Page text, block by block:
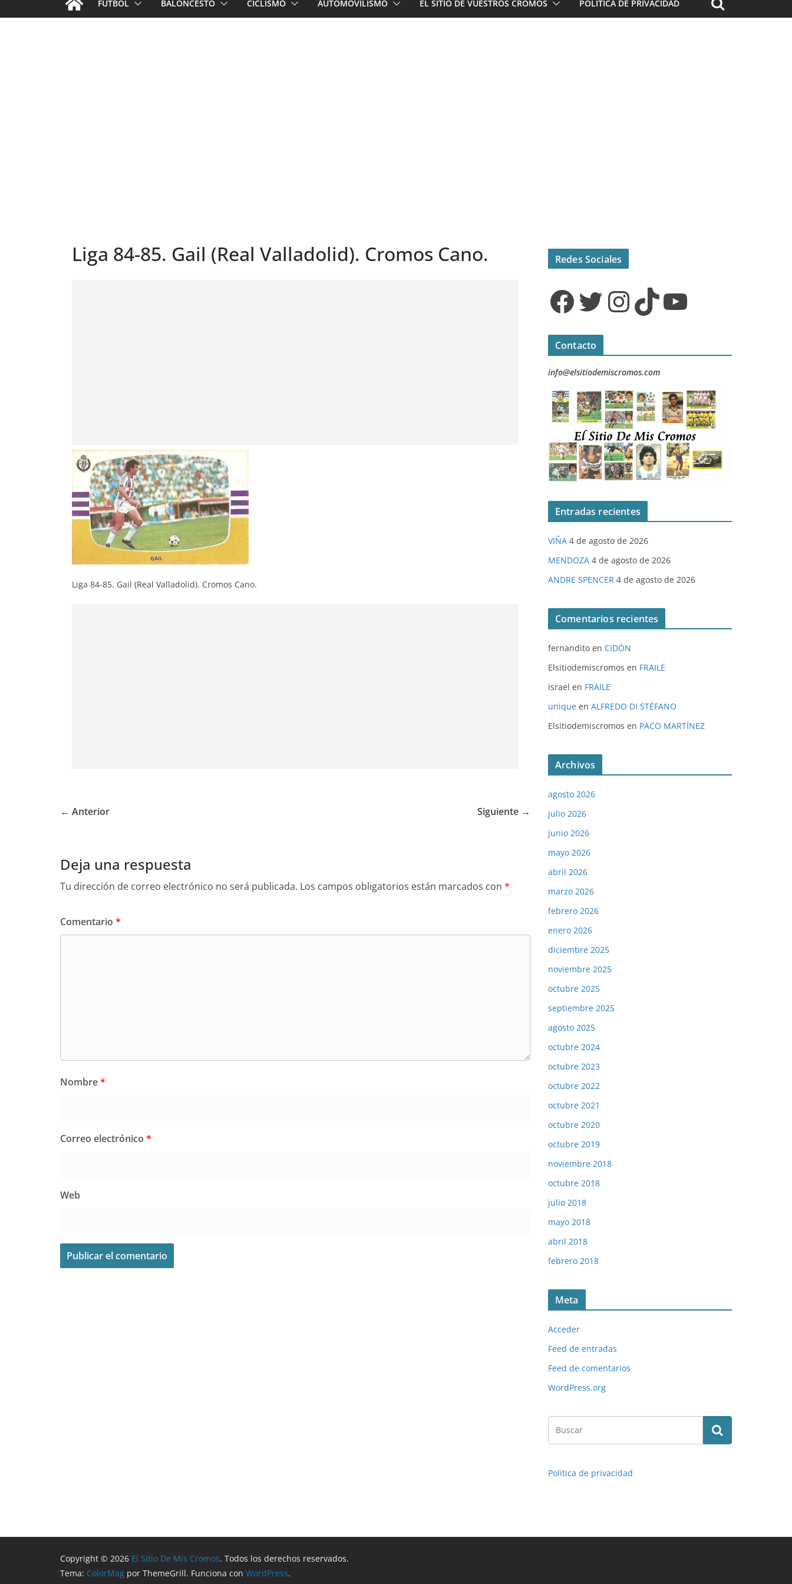
FÚTBOL BALONCESTO CICLISMO AUTOMOVILISMO EL SITIO DE VUESTROS CROMOS POLÍTICA DE PRIVACIDAD
Liga 84-85. Gail (Real Valladolid). Cromos Cano.
Liga 84-85. Gail (Real Valladolid). Cromos Cano.
← Anterior Siguiente →
Deja una respuesta
Tu dirección de correo electrónico no será publicada. Los campos obligatorios están marcados con *
Comentario *
Nombre*
Correo electrónico *
Web
Redes Sociales
Facebook Twitter InstagramTikTok YouTube
Contacto
info@elsitiodemiscromos.com
Entradas recientes
VIÑA 4 de agosto de 2026
MENDOZA 4 de agosto de 2026
ANDRE SPENCER 4 de agosto de 2026
Comentarios recientes
fernandito en CIDÓN
Elsitiodemiscromos en FRAILE
israel en FRAILE
unique en ALFREDO DI STÉFANO
Elsitiodemiscromos en PACO MARTÍNEZ
Archivos
agosto 2026
julio 2026
junio 2026
mayo 2026
abril 2026
marzo 2026
febrero 2026
enero 2026
diciembre 2025
noviembre 2025
octubre 2025
septiembre 2025
agosto 2025
octubre 2024
octubre 2023
octubre 2022
octubre 2021
octubre 2020
octubre 2019
noviembre 2018
octubre 2018
julio 2018
mayo 2018
abril 2018
febrero 2018
Meta
Acceder
Feed de entradas
Feed de comentarios
WordPress.org
Política de privacidad
Copyright © 2026 El Sitio De Mis Cromos. Todos los derechos reservados.
Tema: ColorMag por ThemeGrill. Funciona con WordPress.